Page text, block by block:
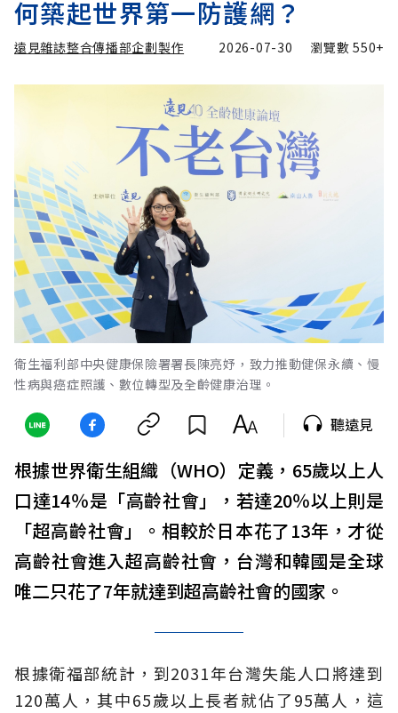
何築起世界第一防護網？
遠見雜誌整合傳播部企劃製作 2026-07-30 瀏覽數550+
衛生福利部中央健康保險署署長陳亮妤，致力推動健保永續、慢
性病與癌症照護、數位轉型及全齡健康治理。
聽遠見
根據世界衛生組織（WHO）定義，65歲以上人
口達14％是「高齡社會」，若達20％以上則是
「超高齡社會」。相較於日本花了13年，才從
高齡社會進入超高齡社會，台灣和韓國是全球
唯二只花了7年就達到超高齡社會的國家。
根據衛福部統計，到2031年台灣失能人口將達到
120萬人，其中65歲以上長者就佔了95萬人，這